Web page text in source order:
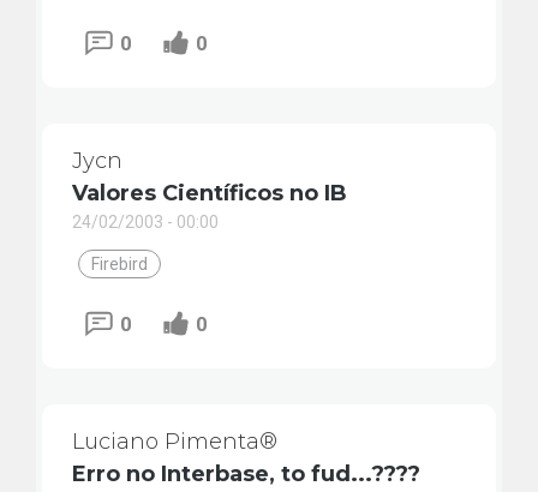
0 0
Jycn
Valores Científicos no IB
24/02/2003 - 00:00
Firebird
0 0
Luciano Pimenta®
Erro no Interbase, to fud...????